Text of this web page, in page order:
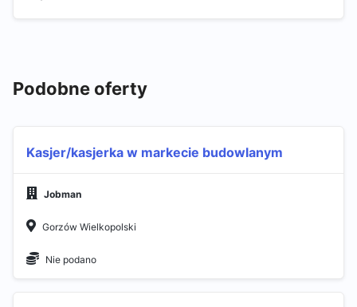
Podobne oferty
Kasjer/kasjerka w markecie budowlanym
Jobman
Gorzów Wielkopolski
Nie podano